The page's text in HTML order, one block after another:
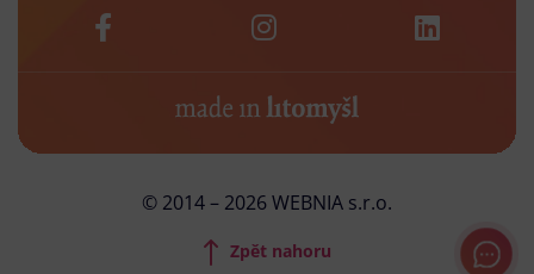
© 2014 – 2026 WEBNIA s.r.o.
Zpět nahoru